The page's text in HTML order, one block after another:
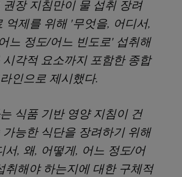
권장 지침만이 물 섭취 장려
억제를 위해 '무엇을, 어디서,
느 정도/어느 빈도로' 섭취해
시각적 요소까지 포함한 종합
인으로 제시했다.
식품 기반 영양 지침이 건
가능한 식단을 장려하기 위해
서, 왜, 어떻게, 어느 정도/어
취해야 하는지에 대한 구체적